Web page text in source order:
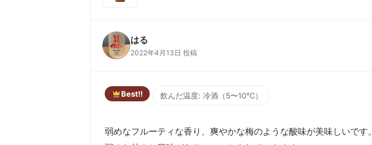
はる
2022年4月13日 投稿
Best!! 飲んだ温度: 冷酒（5〜10℃）
弱めなフルーティな香り、爽やかな梅のような酸味が美味しいです。